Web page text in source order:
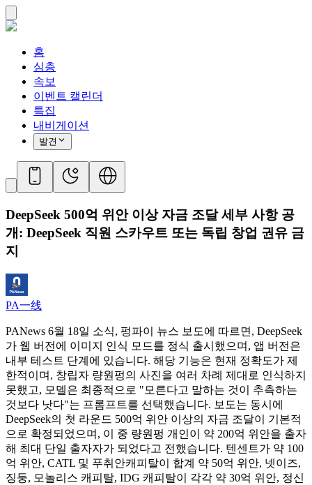
홈
심층
속보
이벤트 캘린더
특집
내비게이션
발견
DeepSeek 500억 위안 이상 자금 조달 세부 사항 공
개: DeepSeek 직원 스카우트 또는 독립 창업 권유 금
지
PA一线
PANews 6월 18일 소식, 펑파이 뉴스 보도에 따르면, DeepSeek
가 웹 버전에 이미지 인식 모드를 정식 출시했으며, 앱 버전은
내부 테스트 단계에 있습니다. 해당 기능은 현재 정확도가 제
한적이며, 창립자 량원펑의 사진을 여러 차례 제대로 인식하지
못했고, 모델은 최종적으로 "모른다고 말하는 것이 추측하는
것보다 낫다"는 프롬프트를 선택했습니다. 보도는 동시에
DeepSeek의 첫 라운드 500억 위안 이상의 자금 조달이 기본적
으로 확정되었으며, 이 중 량원펑 개인이 약 200억 위안을 출자
해 최대 단일 출자자가 되었다고 전했습니다. 텐센트가 약 100
억 위안, CATL 및 푸취안캐피탈이 합계 약 50억 위안, 넷이즈,
징둥, 모놀리스 캐피탈, IDG 캐피탈이 각각 약 30억 위안, 정신